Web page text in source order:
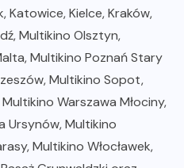
Katowice, Kielce, Kraków,
Multikino Olsztyn,
Multikino Poznań Stary
Multikino Sopot,
Warszawa Młociny,
Ursynów, Multikino
Multikino Włocławek,